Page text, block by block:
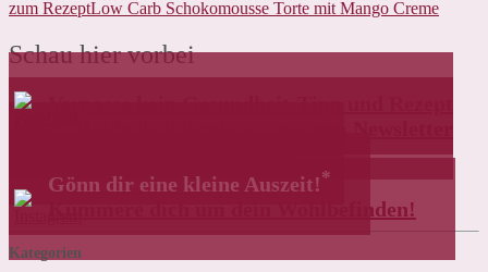
zum RezeptLow Carb Schokomousse Torte mit Mango Creme
Schau hier vorbei
Gönn dir eine kleine Auszeit!*
Kümmere dich um dein Wohlbefinden!
Kategorien